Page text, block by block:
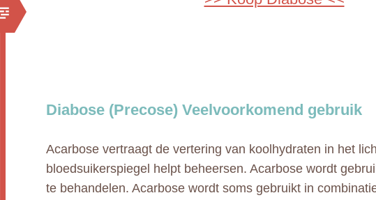
Diabose (Precose) Veelvoorkomend gebruik
Acarbose vertraagt de vertering van koolhydraten in het
bloedsuikerspiegel helpt beheersen. Acarbose wordt
te behandelen. Acarbose wordt soms gebruikt in